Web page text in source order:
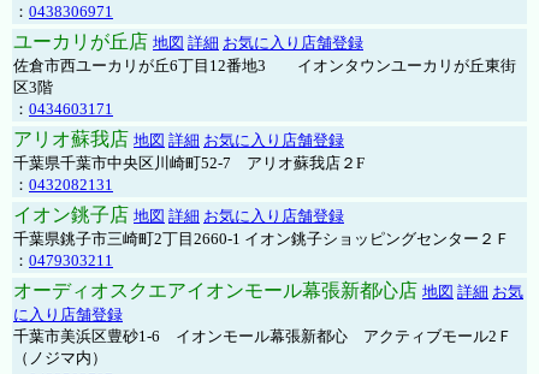
： 0438306971
ユーカリが丘店 地図 詳細 お気に入り店舗登録
佐倉市西ユーカリが丘6丁目12番地3 イオンタウンユーカリが丘東街
区3階
： 0434603171
アリオ蘇我店 地図 詳細 お気に入り店舗登録
千葉県千葉市中央区川崎町52-7 アリオ蘇我店２F
： 0432082131
イオン銚子店 地図 詳細 お気に入り店舗登録
千葉県銚子市三崎町2丁目2660-1 イオン銚子ショッピングセンター２Ｆ
： 0479303211
オーディオスクエアイオンモール幕張新都心店 地図 詳細 お気
に入り店舗登録
千葉市美浜区豊砂1-6 イオンモール幕張新都心 アクティブモール2Ｆ
（ノジマ内）